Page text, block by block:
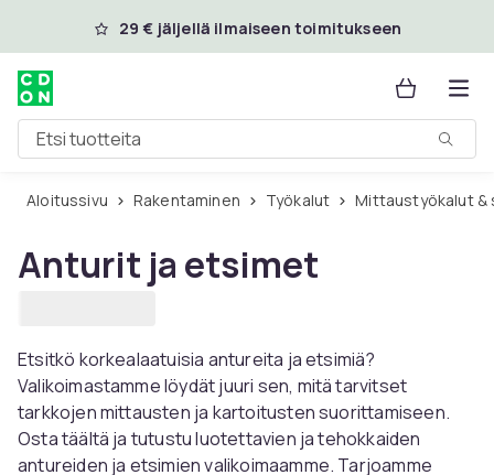
Ohita ja siirry pääsisältöön
29 € jäljellä ilmaiseen toimitukseen
Etsi tuotteita
Aloitussivu Rakentaminen Työkalut Mittaustyökalut
Anturit ja etsimet
Etsitkö korkealaatuisia antureita ja etsimiä?
Valikoimastamme löydät juuri sen, mitä tarvitset
tarkkojen mittausten ja kartoitusten suorittamiseen.
Osta täältä ja tutustu luotettavien ja tehokkaiden
antureiden ja etsimien valikoimaamme. Tarjoamme